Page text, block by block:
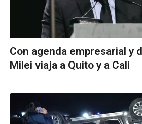
Con agenda empresarial y
Milei viaja a Quito y a Cali